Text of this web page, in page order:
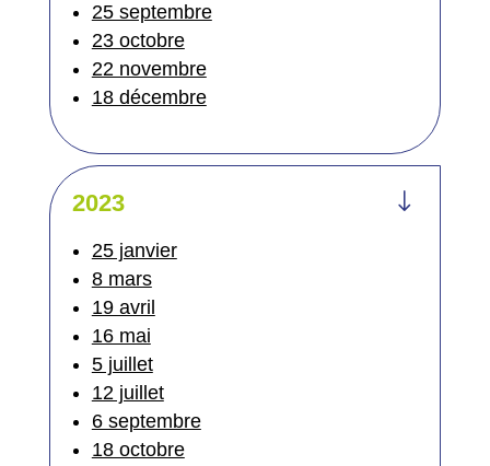
25 septembre
23 octobre
22 novembre
18 décembre
2023 "
25 janvier
8 mars
19 avril
16 mai
5 juillet
12 juillet
6 septembre
18 octobre